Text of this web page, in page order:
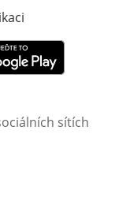
okně
sítích
okně